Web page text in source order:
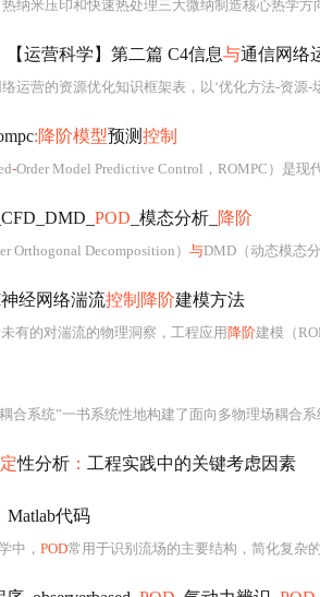
【运营科学】第二篇 C4信息与通信网络
:降阶模型预测控制
-Order Model Predictive Control，ROMPC）是现
POD _模态分析_ 降阶
Orthogonal Decomposition） 与DMD（动态模态分解，Dynamic Mode
经网络湍流控制降阶建模方法
有的对湍流的物理洞察，工程应用 降阶建模（ROM）在
耦合系统”一书系统性地构建了面向多物理场耦合系
性分析 ： 工程实践中的关键考虑因素
Matlab代码
中， POD常用于识别流场的主要结构，简化复杂